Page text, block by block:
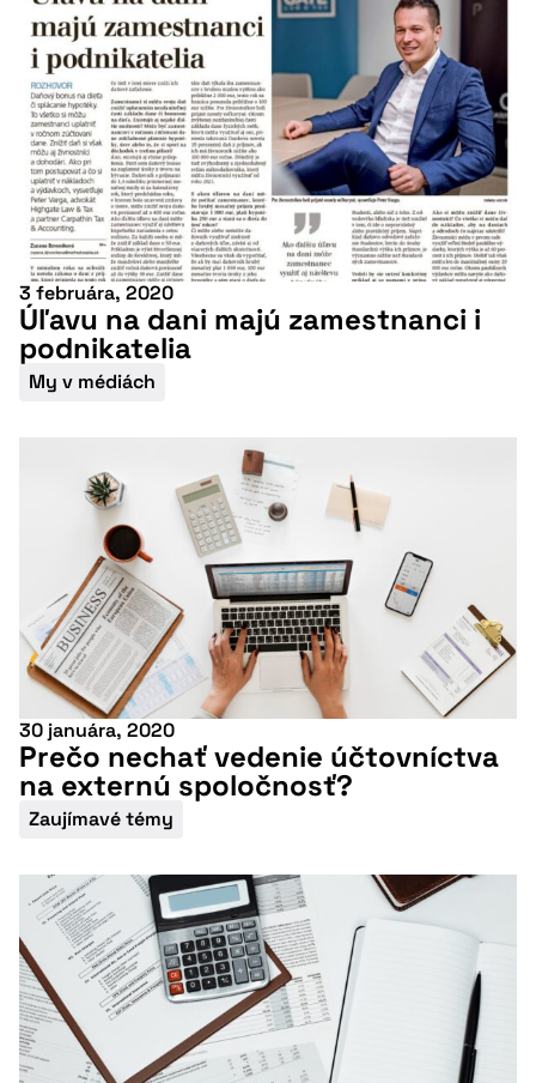
3 februára, 2020
Úľavu na dani majú zamestnanci i
podnikatelia
My v médiách
30 januára, 2020
Prečo nechať vedenie účtovníctva
na externú spoločnosť?
Zaujímavé témy
Viac informácií